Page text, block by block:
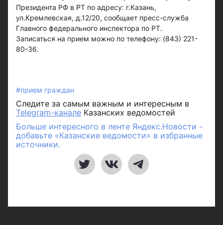
Президента РФ в РТ по адресу: г.Казань,
ул.Кремлевская, д.12/20, сообщает пресс-служба
Главного федерального инспектора по РТ.
Записаться на прием можно по телефону: (843) 221-
80-36.
#прием граждан
Следите за самым важным и интересным в
Telegram-канале Казанских ведомостей
Больше интересного в ленте Яндекс.Новости -
добавьте «Казанские ведомости» в избранные
источники.